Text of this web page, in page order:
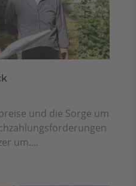
und die Sorge um
um....